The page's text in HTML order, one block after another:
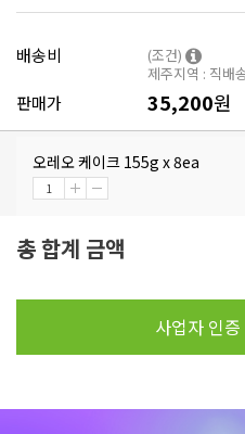
배송비
(조건)
제주지역 : 직배
판매가 35,200원
오레오 케이크 155g x 8ea
총 합계 금액
사업자 인